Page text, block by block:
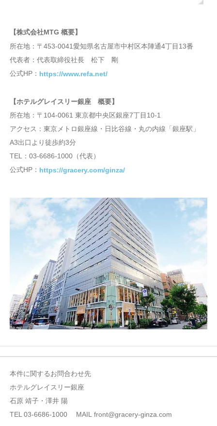
【株式会社MTG 概要】
所在地：〒453-0041愛知県名古屋市中村区本陣通4丁目13番
代表者：代表取締役社長 松下 剛
公式HP： https://www.refa.net/
【ホテルグレイスリー銀座 概要】
所在地：〒104-0061 東京都中央区銀座7丁目10-1
アクセス：東京メトロ銀座線・日比谷線・丸の内線「銀座駅」
A3出口より徒歩約3分
TEL：03-6686-1000（代表）
公式HP： https://gracery.com/ginza/
本件に関するお問合わせ先
ホテルグレイスリー銀座
石原 靖子・澤井 陽
TEL 03-6686-1000 MAIL front@gracery-ginza.com